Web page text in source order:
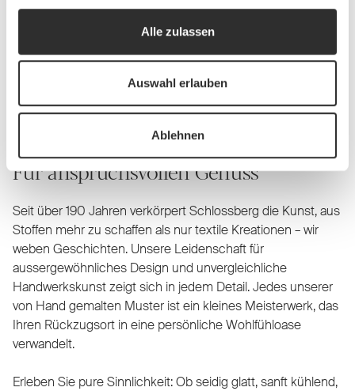
Alle zulassen
Auswahl erlauben
Ablehnen
Schlossberg Bettwäsche
Für anspruchsvollen Genuss
Seit über 190 Jahren verkörpert Schlossberg die Kunst, aus
Stoffen mehr zu schaffen als nur textile Kreationen – wir
weben Geschichten. Unsere Leidenschaft für
aussergewöhnliches Design und unvergleichliche
Handwerkskunst zeigt sich in jedem Detail. Jedes unserer
von Hand gemalten Muster ist ein kleines Meisterwerk, das
Ihren Rückzugsort in eine persönliche Wohlfühloase
verwandelt.
Erleben Sie pure Sinnlichkeit: Ob seidig glatt, sanft kühlend,